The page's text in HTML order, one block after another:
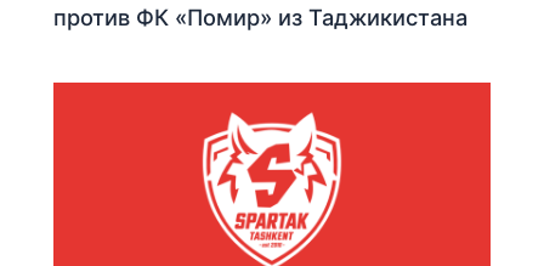
против ФК «Помир» из Таджикистана